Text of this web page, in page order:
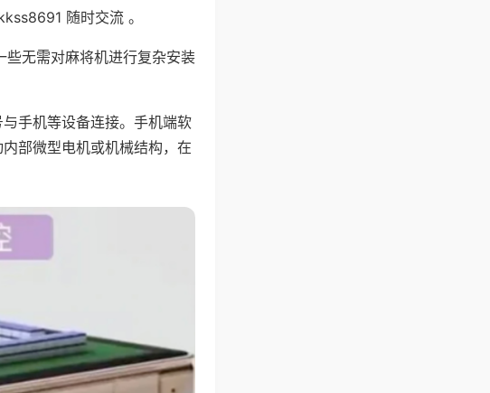
随时交流 。
些无需对麻将机进行复杂安装
手机等设备连接。手机端软
部微型电机或机械结构，在